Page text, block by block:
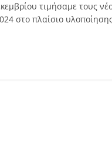
τιμήσαμε τους
στο πλαίσιο